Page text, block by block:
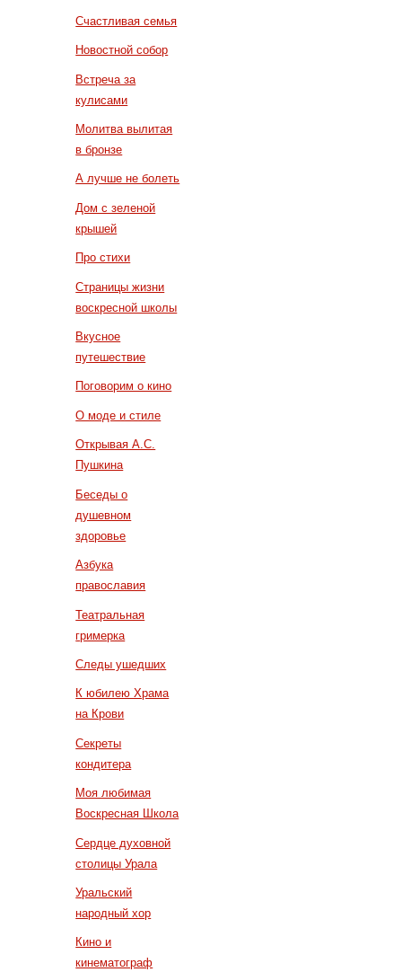
Счастливая семья
Новостной собор
Встреча за
кулисами
Молитва вылитая
в бронзе
А лучше не болеть
Дом с зеленой
крышей
Про стихи
Страницы жизни
воскресной школы
Вкусное
путешествие
Поговорим о кино
О моде и стиле
Открывая А.С.
Пушкина
Беседы о
душевном
здоровье
Азбука
православия
Театральная
гримерка
Следы ушедших
К юбилею Храма
на Крови
Секреты
кондитера
Моя любимая
Воскресная Школа
Сердце духовной
столицы Урала
Уральский
народный хор
Кино и
кинематограф